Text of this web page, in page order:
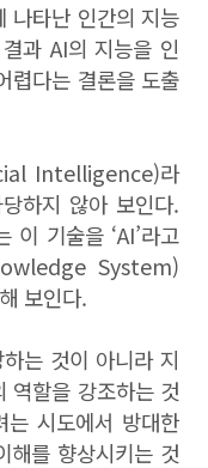
나타난 인간의 지능
과 AI의 지능을 인
렵다는 결론을 도출
Intelligence)라
하지 않아 보인다.
이 기술을 ‘AI’라고
System)
보인다.
는 것이 아니라 지
역할을 강조하는 것
시도에서 방대한
해를 향상시키는 것